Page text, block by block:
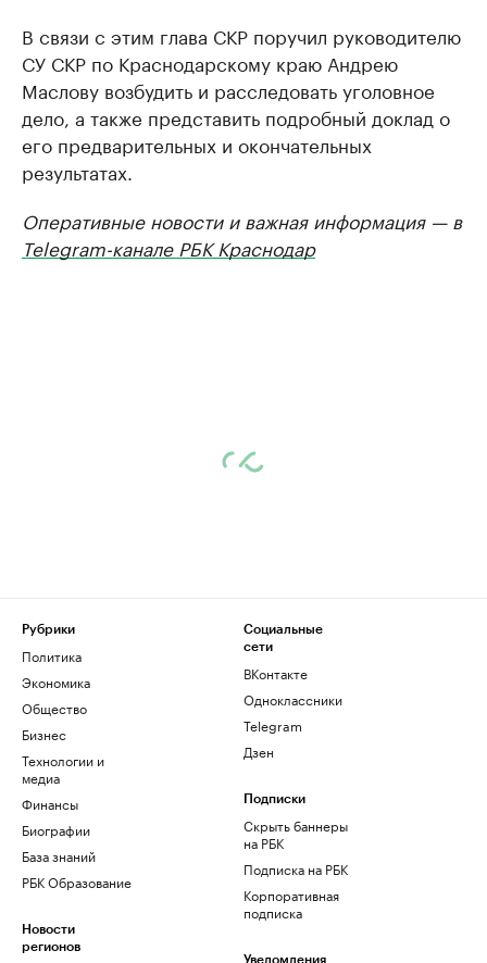
В связи с этим глава СКР поручил руководителю
СУ СКР по Краснодарскому краю Андрею
Маслову возбудить и расследовать уголовное
дело, а также представить подробный доклад о
его предварительных и окончательных
результатах.
Оперативные новости и важная информация — в
Telegram-канале РБК Краснодар
Рубрики
Политика
Экономика
Общество
Бизнес
Технологии и
медиа
Финансы
Биографии
База знаний
РБК Образование
Новости
регионов
Социальные
сети
ВКонтакте
Одноклассники
Telegram
Дзен
Подписки
Скрыть баннеры
на РБК
Подписка на РБК
Корпоративная
подписка
Уведомления